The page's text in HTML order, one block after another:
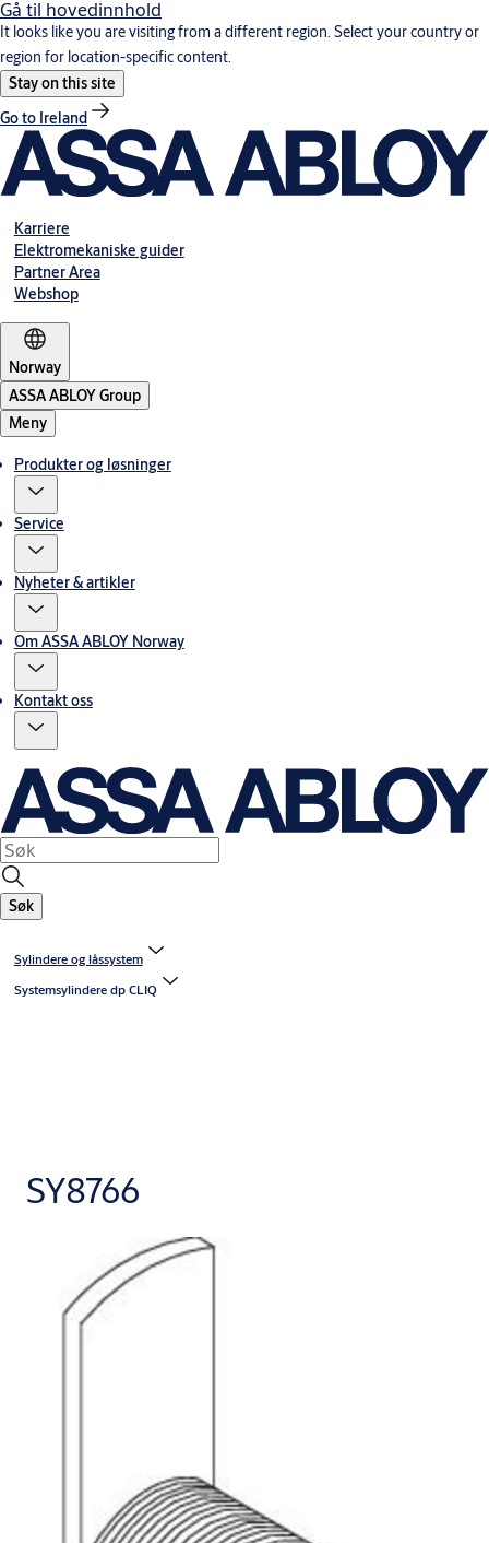
Gå til hovedinnhold
It looks like you are visiting from a different region. Select your country or
region for location-specific content.
Stay on this site
Go to Ireland
Karriere
Elektromekaniske guider
Partner Area
Webshop
Norway
ASSA ABLOY Group
Meny
Produkter og løsninger
Service
Nyheter & artikler
Om ASSA ABLOY Norway
Kontakt oss
Søk
Sylindere og låssystem
Systemsylindere dp CLIQ
SY8766